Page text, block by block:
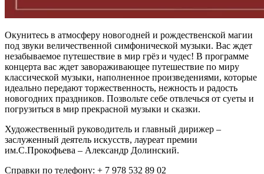
Окунитесь в атмосферу новогодней и рождественской магии
под звуки величественной симфонической музыки. Вас ждет
незабываемое путешествие в мир грёз и чудес! В программе
концерта вас ждет завораживающее путешествие по миру
классической музыки, наполненное произведениями, которые
идеально передают торжественность, нежность и радость
новогодних праздников. Позвольте себе отвлечься от суеты и
погрузиться в мир прекрасной музыки и сказки.
Художественный руководитель и главный дирижер –
заслуженный деятель искусств, лауреат премии
им.С.Прокофьева – Александр Долинский.
Справки по телефону: + 7 978 532 89 02